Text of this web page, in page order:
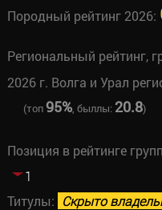
Породный рейтинг 2026:
Региональный рейтинг,
2026 г. Волга и Урал
(топ95%, быллы: 20.8)
Позиция в рейтинге
1
Титулы: Скрыто